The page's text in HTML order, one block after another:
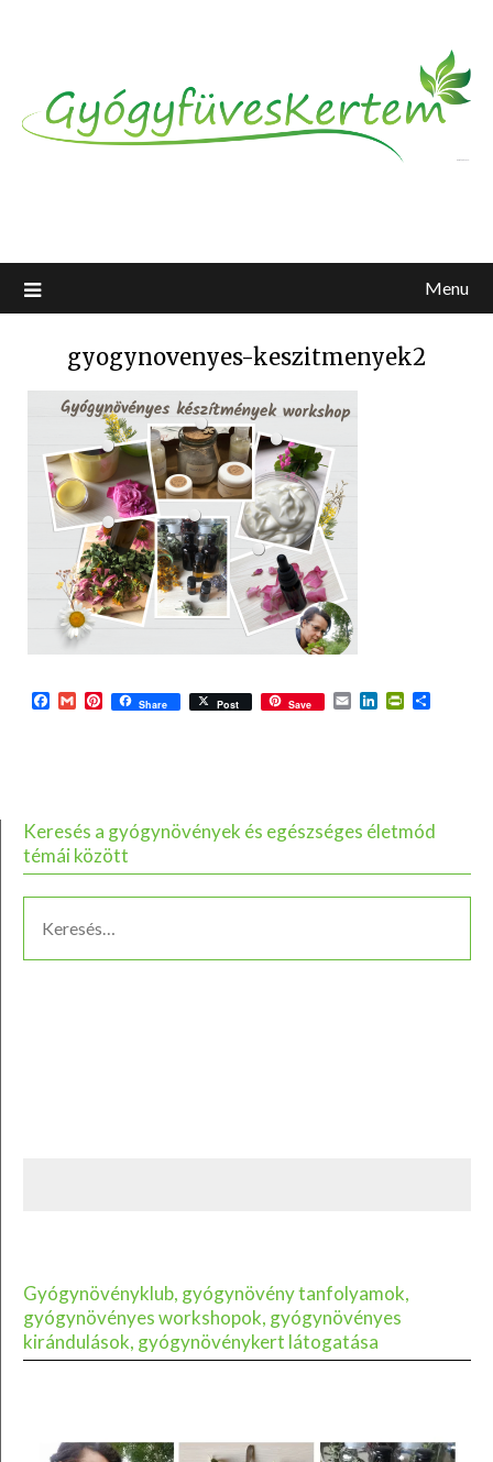
Menu
gyogynovenyes-keszitmenyek2
Facebook
GmailPinterest
Share Post Save EmailLinkedIn
Keresés a gyógynövények és egészséges életmód
témái között
Gyógynövényklub, gyógynövény tanfolyamok,
gyógynövényes workshopok, gyógynövényes
kirándulások, gyógynövénykert látogatása